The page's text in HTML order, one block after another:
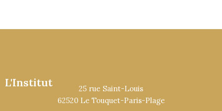
L'Institut
25 rue Saint-Louis
62520 Le Touquet-Paris-Plage